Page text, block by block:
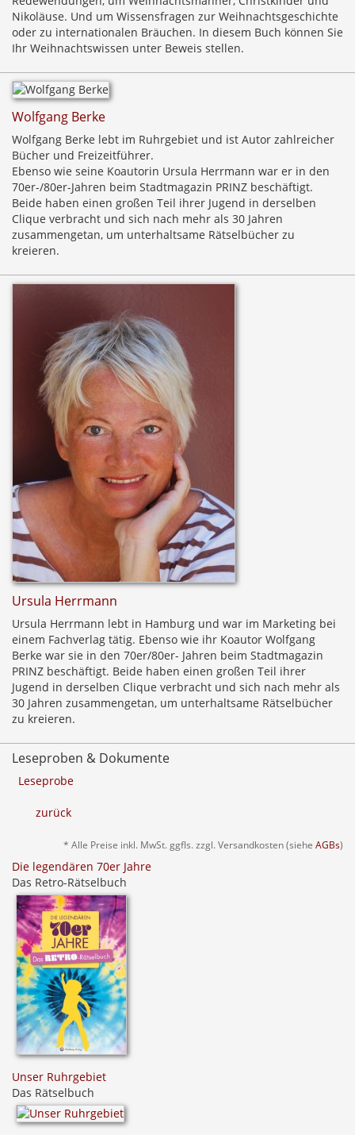
Nikoläuse. Und um Wissensfragen zur Weihnachtsgeschichte
oder zu internationalen Bräuchen. In diesem Buch können Sie
Ihr Weihnachtswissen unter Beweis stellen.
Wolfgang Berke
Wolfgang Berke lebt im Ruhrgebiet und ist Autor zahlreicher
Bücher und Freizeitführer.
Ebenso wie seine Koautorin Ursula Herrmann war er in den
70er-/80er-Jahren beim Stadtmagazin PRINZ beschäftigt.
Beide haben einen großen Teil ihrer Jugend in derselben
Clique verbracht und sich nach mehr als 30 Jahren
zusammengetan, um unterhaltsame Rätselbücher zu
kreieren.
Ursula Herrmann
Ursula Herrmann lebt in Hamburg und war im Marketing bei
einem Fachverlag tätig. Ebenso wie ihr Koautor Wolfgang
Berke war sie in den 70er/80er- Jahren beim Stadtmagazin
PRINZ beschäftigt. Beide haben einen großen Teil ihrer
Jugend in derselben Clique verbracht und sich nach mehr als
30 Jahren zusammengetan, um unterhaltsame Rätselbücher
zu kreieren.
Leseproben & Dokumente
Leseprobe
zurück
* Alle Preise inkl. MwSt. ggfls. zzgl. Versandkosten (siehe AGBs)
Die legendären 70er Jahre
Das Retro-Rätselbuch
Unser Ruhrgebiet
Das Rätselbuch